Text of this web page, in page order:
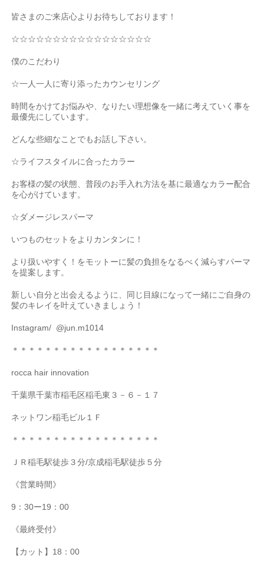
皆さまのご来店心よりお待ちしております！
☆☆☆☆☆☆☆☆☆☆☆☆☆☆☆☆☆
僕のこだわり
☆一人一人に寄り添ったカウンセリング
時間をかけてお悩みや、なりたい理想像を一緒に考えていく事を
最優先にしています。
どんな些細なことでもお話し下さい。
☆ライフスタイルに合ったカラー
お客様の髪の状態、普段のお手入れ方法を基に最適なカラー配合
を心がけています。
☆ダメージレスパーマ
いつものセットをよりカンタンに！
より扱いやすく！をモットーに髪の負担をなるべく減らすパーマ
を提案します。
新しい自分と出会えるように、同じ目線になって一緒にご自身の
髪のキレイを叶えていきましょう！
Instagram/ @jun.m1014
＊＊＊＊＊＊＊＊＊＊＊＊＊＊＊＊＊＊
rocca hair innovation
千葉県千葉市稲毛区稲毛東３－６－１７
ネットワン稲毛ビル１Ｆ
＊＊＊＊＊＊＊＊＊＊＊＊＊＊＊＊＊＊
ＪＲ稲毛駅徒歩３分/京成稲毛駅徒歩５分
《営業時間》
9 ：30ー19 ：00
《最終受付》
【カット】 18 ：00